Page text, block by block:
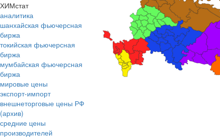
ХИМстат
аналитика
шанхайская фьючерсная
биржа
токийская фьючерсная
биржа
мумбайская фьючерсная
биржа
мировые цены
экспорт-импорт
внешнеторговые цены РФ
(архив)
средние цены
производителей